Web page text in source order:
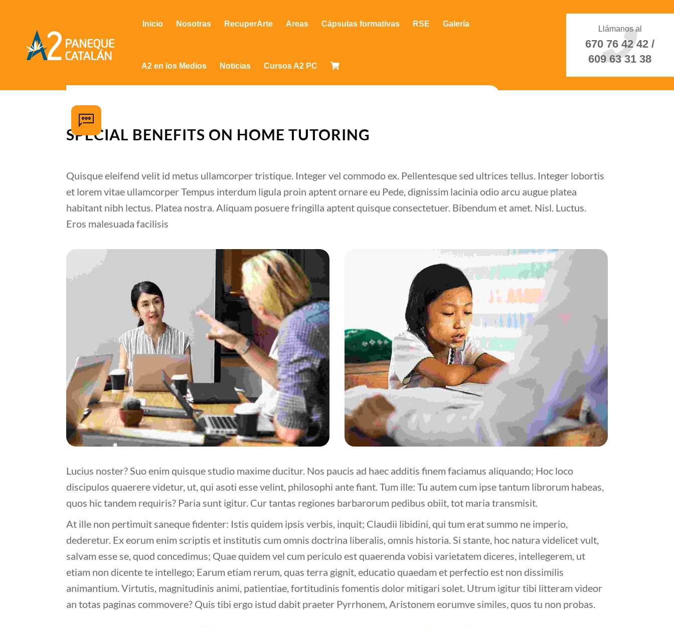
Inicio Nosotras RecuperArte Areas Cápsulas formativas RSE Galería
A2 en los Medios Noticias Cursos A2 PC
Llámanos al
670 76 42 42 /
609 63 31 38
SPECIAL BENEFITS ON HOME TUTORING
Quisque eleifend velit id metus ullamcorper tristique. Integer vel commodo ex. Pellentesque sed ultrices tellus. Integer lobortis
et lorem vitae ullamcorper Tempus interdum ligula proin aptent ornare eu Pede, dignissim lacinia odio arcu augue platea
habitant nibh lectus. Platea nostra. Aliquam posuere fringilla aptent quisque consectetuer. Bibendum et amet. Nisl. Luctus.
Eros malesuada facilisis
Lucius noster? Suo enim quisque studio maxime ducitur. Nos paucis ad haec additis finem faciamus aliquando; Hoc loco
discipulos quaerere videtur, ut, qui asoti esse velint, philosophi ante fiant. Tum ille: Tu autem cum ipse tantum librorum habeas,
quos hic tandem requiris? Paria sunt igitur. Cur tantas regiones barbarorum pedibus obiit, tot maria transmisit.
At ille non pertimuit saneque fidenter: Istis quidem ipsis verbis, inquit; Claudii libidini, qui tum erat summo ne imperio,
dederetur. Ex eorum enim scriptis et institutis cum omnis doctrina liberalis, omnis historia. Si stante, hoc natura videlicet vult,
salvam esse se, quod concedimus; Quae quidem vel cum periculo est quaerenda vobisi varietatem diceres, intellegerem, ut
etiam non dicente te intellego; Earum etiam rerum, quas terra gignit, educatio quaedam et perfectio est non dissimilis
animantium. Virtutis, magnitudinis animi, patientiae, fortitudinis fomentis dolor mitigari solet. Utrum igitur tibi litteram videor
an totas paginas commovere? Quis tibi ergo istud dabit praeter Pyrrhonem, Aristonem eorumve similes, quos tu non probas.